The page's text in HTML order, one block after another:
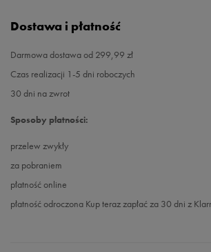
Dostawa i płatność
Darmowa dostawa od 299,99 zł
Czas realizacji 1-5 dni roboczych
30 dni na zwrot
Sposoby płatności:
przelew zwykły
za pobraniem
płatność online
płatność odroczona Kup teraz zapłać za 30 dni z